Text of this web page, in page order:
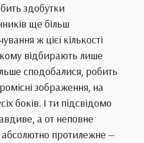
здобутки
ще більш
ж цієї кількості
відбирають лише
сподобалися, робить
зображення, на
боків. І ти підсвідомо
а от неповне
протилежне —